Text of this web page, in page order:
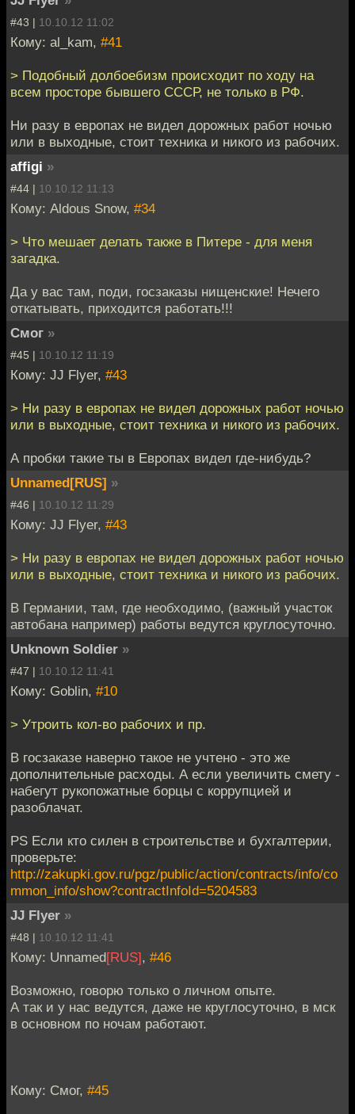
#43 | 10.10.12 11:02
Кому: al_kam, #41
> Подобный долбоебизм происходит по ходу на
всем просторе бывшего СССР, не только в РФ.
Ни разу в европах не видел дорожных работ ночью
или в выходные, стоит техника и никого из рабочих.
affigi »
#44 | 10.10.12 11:13
Кому: Aldous Snow, #34
> Что мешает делать также в Питере - для меня
загадка.
Да у вас там, поди, госзаказы нищенские! Нечего
откатывать, приходится работать!!!
Смог »
#45 | 10.10.12 11:19
Кому: JJ Flyer, #43
> Ни разу в европах не видел дорожных работ ночью
или в выходные, стоит техника и никого из рабочих.
А пробки такие ты в Европах видел где-нибудь?
Unnamed[RUS] »
#46 | 10.10.12 11:29
Кому: JJ Flyer, #43
> Ни разу в европах не видел дорожных работ ночью
или в выходные, стоит техника и никого из рабочих.
В Германии, там, где необходимо, (важный участок
автобана например) работы ведутся круглосуточно.
Unknown Soldier »
#47 | 10.10.12 11:41
Кому: Goblin, #10
> Утроить кол-во рабочих и пр.
В госзаказе наверно такое не учтено - это же
дополнительные расходы. А если увеличить смету -
набегут рукопожатные борцы с коррупцией и
разоблачат.
PS Если кто силен в строительстве и бухгалтерии,
проверьте:
http://zakupki.gov.ru/pgz/public/action/contracts/info/co
mmon_info/show?contractInfoId=5204583
JJ Flyer »
#48 | 10.10.12 11:41
Кому: Unnamed[RUS], #46
Возможно, говорю только о личном опыте.
А так и у нас ведутся, даже не круглосуточно, в мск
в основном по ночам работают.
Кому: Смог, #45